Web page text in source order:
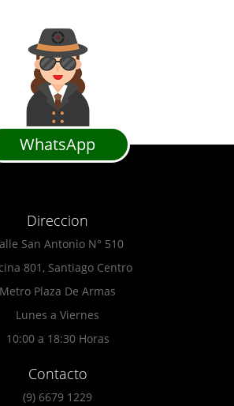
WhatsApp
Direccion
San Antonio N° 510
801, Santiago Centro
Metro Plaza De Armas
Lunes a Viernes
10:00 a 18:30 Horas
Contacto
(9) 6679 1229